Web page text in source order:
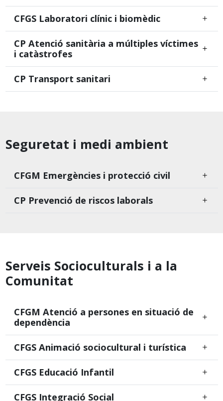
CFGS Laboratori clínic i biomèdic
CP Atenció sanitària a múltiples víctimes
i catàstrofes
CP Transport sanitari
Seguretat i medi ambient
CFGM Emergències i protecció civil
CP Prevenció de riscos laborals
Serveis Socioculturals i a la
Comunitat
CFGM Atenció a persones en situació de
dependència
CFGS Animació sociocultural i turística
CFGS Educació Infantil
CFGS Integració Social